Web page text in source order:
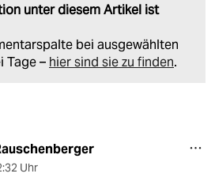
unter diesem Artikel ist
bei ausgewählten
Tage – hier sind sie zu finden.
Uhr